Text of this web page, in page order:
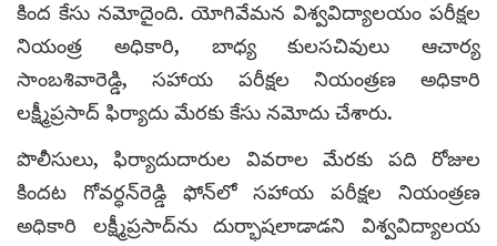
కింద కేసు నమోదైంది. యోగివేమన విశ్వవిద్యాలయం పరీక్షల
నియంత్ర అధికారి, బాధ్య కులసచివులు ఆచార్య
సాంబశివారెడ్డి, సహాయ పరీక్షల నియంత్రణ అధికారి
లక్ష్మీప్రసాద్ ఫిర్యాదు మేరకు కేసు నమోదు చేశారు.
పొలీసులు, ఫిర్యాదుదారుల వివరాల మేరకు పది రోజుల
కిందట గోవర్ధన్‌రెడ్డి ఫోన్‌లో సహాయ పరీక్షల నియంత్రణ
అధికారి లక్ష్మీప్రసాద్‌ను దుర్భాషలాడాడని విశ్వవిద్యాలయ